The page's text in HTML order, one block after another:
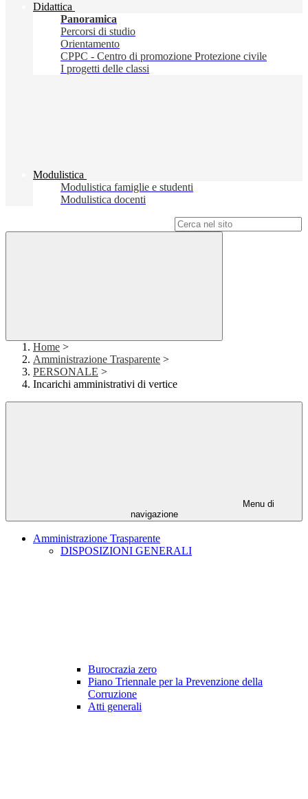
Didattica
Panoramica
Percorsi di studio
Orientamento
CPPC - Centro di promozione Protezione civile
I progetti delle classi
Modulistica
Modulistica famiglie e studenti
Modulistica docenti
Home >
Amministrazione Trasparente >
PERSONALE >
Incarichi amministrativi di vertice
Menu di
navigazione
Amministrazione Trasparente
DISPOSIZIONI GENERALI
Burocrazia zero
Piano Triennale per la Prevenzione della
Corruzione
Atti generali